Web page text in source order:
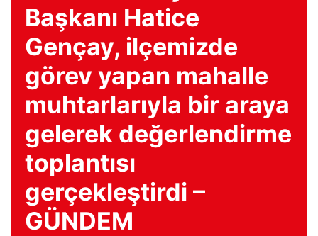
Başkanı Hatice
Gençay, ilçemizde
görev yapan mahalle
muhtarlarıyla bir araya
gelerek değerlendirme
toplantısı
gerçekleştirdi –
GÜNDEM